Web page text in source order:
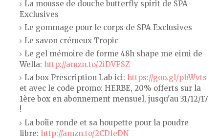
La mousse de douche butterfly spirit de SPA
Exclusives
Le gommage pour le corps de SPA Exclusives
Le savon crémeux Tropic
Le gel mémoire de forme 48h shape me eimi de
Wella: http://amzn.to/2iDVFSZ
La box Prescription Lab ici: https://goo.gl/phWvts
et avec le code promo: HERBE, 20% offerts sur la
1ère box en abonnement mensuel, jusqu'au 31/12/17
!
La boîie ronde et sa houpette pour la poudre
libre: http://amzn.to/2CDfeDN